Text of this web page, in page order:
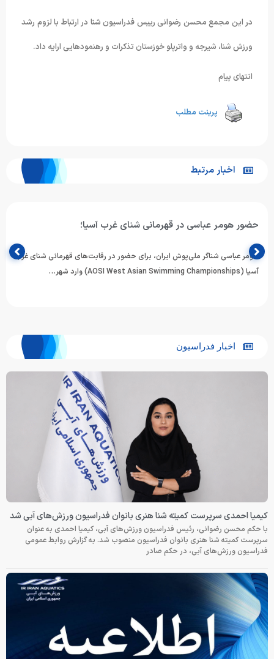
در این مجمع محسن رضوانی رییس فدراسیون شنا در ارتباط با لزوم رشد
ورزش شنا، شیرجه و واترپلو خوزستان تذکرات و رهنمودهایی ارایه داد.
انتهای پیام
پرینت مطلب
اخبار مرتبط
حضور هومر عباسی در قهرمانی شنای غرب آسیا؛
هومر عباسی شناگر ملی‌پوش ایران، برای حضور در رقابت‌های قهرمانی شنای غرب
آسیا (AOSI West Asian Swimming Championships) وارد شهر…
اخبار فدراسیون
کیمیا احمدی سرپرست کمیته شنا هنری بانوان فدراسیون ورزش‌های آبی شد
با حکم محسن رضوانی، رئیس فدراسیون ورزش‌های آبی، کیمیا احمدی به عنوان
سرپرست کمیته شنا هنری بانوان فدراسیون منصوب شد. به گزارش روابط عمومی
فدراسیون ورزش‌های آبی، در حکم صادر